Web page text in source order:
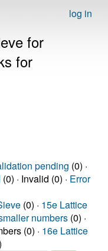
log in
for
for
pending (0) ·
(0) · Invalid (0) · Error
(0) · 15e Lattice
numbers (0) ·
(0) · 16e Lattice